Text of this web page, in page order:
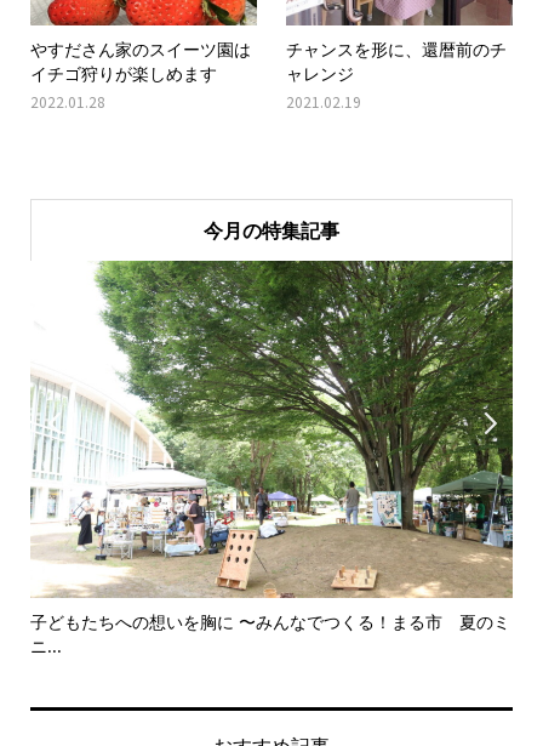
やすださん家のスイーツ園は
イチゴ狩りが楽しめます
2022.01.28
チャンスを形に、還暦前のチ
ャレンジ
2021.02.19
今月の特集記事

のミ美野里中演劇部卒業夏公演 笑って終わる舞台に 〜中学生とは
思...
